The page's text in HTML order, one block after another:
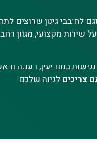
לחובבי גינון שרוצים
שירות מקצועי, מגוון
במודיעין, רעננה
צריכים לגינה שלכם